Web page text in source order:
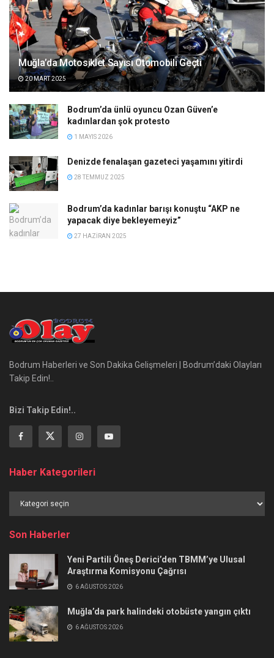
Muğla’da Motosiklet Sayısı Otomobili Geçti
20 MART 2025
Bodrum’da ünlü oyuncu Ozan Güven’e
kadınlardan şok protesto
1 MAYIS 2026
Denizde fenalaşan gazeteci yaşamını yitirdi
28 TEMMUZ 2025
Bodrum’da kadınlar barışı konuştu “AKP ne
yapacak diye bekleyemeyiz”
27 HAZIRAN 2025
Bodrum Haberleri ve Son Dakika Gelişmeleri | Bodrum’daki Olayları
Takip Edin!..
Bizi Takip Edin!..
Haber Kategorileri
Kategorileri
Son Haberler
Yeni Partili Öneş Derici’den TBMM’ye Ulusal
Araştırma Komisyonu Çağrısı
6 AĞUSTOS 2026
Muğla’da park halindeki otobüste yangın çıktı
6 AĞUSTOS 2026